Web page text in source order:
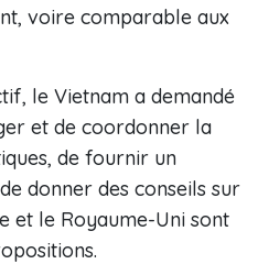
voire comparable aux
le Vietnam a demandé
et de coordonner la
de fournir un
donner des conseils sur
et le Royaume-Uni sont